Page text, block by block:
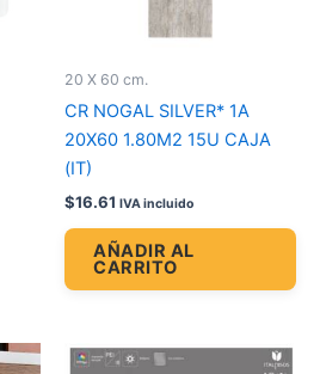
20 X 60 cm.
CR NOGAL SILVER* 1A
20X60 1.80M2 15U CAJA
(IT)
$16.61 IVA incluido
AÑADIR AL
CARRITO